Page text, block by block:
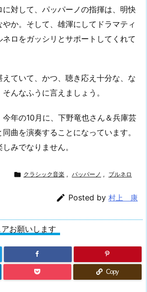
に対して、パッパーノの指揮は、明快
か。そして、雄渾にしてドラマティ
ネロをガッシリとサポートしてくれて
ていて、かつ、聴き応え十分な、な
んなふうに言えましょう。
年の10月に、下野竜也さん＆兵庫芸
曲を演奏することになっています。
みでなりません。
 クラシック音楽 , パッパーノ , ブルネロ
 Posted by 村上 康
お願いします
Copy